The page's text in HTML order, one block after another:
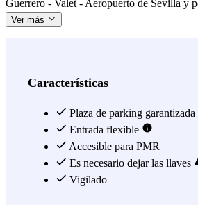
Guerrero - Valet - Aeropuerto de Sevilla y
Ver más
Características
Plaza de parking garantizada
Entrada flexible
Accesible para PMR
Es necesario dejar las llaves
Vigilado